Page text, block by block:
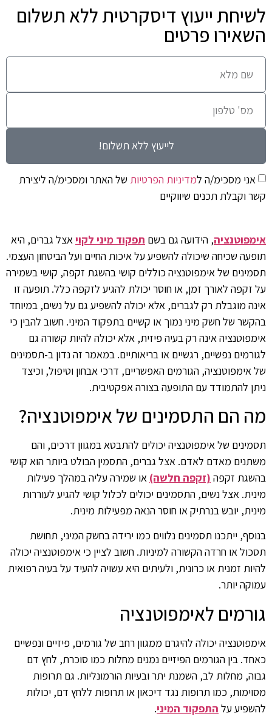
לשיחת ייעוץ דיסקרטית ללא תשלום
השאירו פרטים
אני מסכימ/ה למדיניות הפרטיות של האתר ומסכימ/ה ליצירת
קשר וקבלת תכנים שיווקיים
לייעוץ ללא תשלום!
אימפוטנציה, הידועה גם בשם תפקוד מיני לקוי אצל גברים, היא
תופעה שכיחה שיכולה להשפיע על איכות החיים ועל הביטחון העצמי.
תסמינים של אימפוטנציה כוללים קושי בהשגת זקפה, קושי בשמירה
על זקפה לאורך זמן, או חוסר יכולת להגיע לזקפה כלל. תופעה זו
אינה מוגבלת רק לגברים, אלא יכולה להשפיע גם על נשים, במיוחד
בהקשר של חשק מיני נמוך או קשיים בתפקוד המיני. חשוב להבין כי
אימפוטנציה אינה רק בעיה פיזית, אלא יכולה להיות קשורה גם
לגורמים נפשיים, רגשיים או בריאותיים. במאמר זה נדון ב-תסמינים
של אימפוטנציה, הגורמים האפשריים, דרכי אבחון וטיפול, וכיצד
ניתן להתמודד עם התופעה בצורה אפקטיבית.
מה הם התסמינים של אימפוטנציה?
תסמינים של אימפוטנציה יכולים להתבטא במגוון דרכים, והם
משתנים מאדם לאדם. אצל גברים, התסמין הבולט ביותר הוא קושי
בהשגת זקפה (זקפה חלשה) או שמירה עליה במהלך פעילות
מינית. אצל נשים, התסמינים יכולים לכלול קושי להגיע לעוררות
מינית, יובש בנרתיק או חוסר הנאה מפעילות מינית.
בנוסף, ייתכנו תסמינים נלווים כמו ירידה בחשק המיני, תחושת
תסכול או חרדה הקשורה למיניות. חשוב לציין כי אימפוטנציה יכולה
להיות זמנית או כרונית, ולעיתים היא עשויה להעיד על בעיה רפואית
עמוקה יותר.
גורמים לאימפוטנציה
אימפוטנציה יכולה להיגרם ממגוון רחב של גורמים, פיזיים ונפשיים
כאחד. בין הגורמים הפיזיים נמנים מחלות כמו סוכרת, לחץ דם
גבוה, מחלות לב, השמנת יתר ובעיות הורמונליות. גם תרופות
מסוימות, כמו תרופות נגד דיכאון או תרופות ללחץ דם, יכולות
להשפיע על התפקוד המיני.